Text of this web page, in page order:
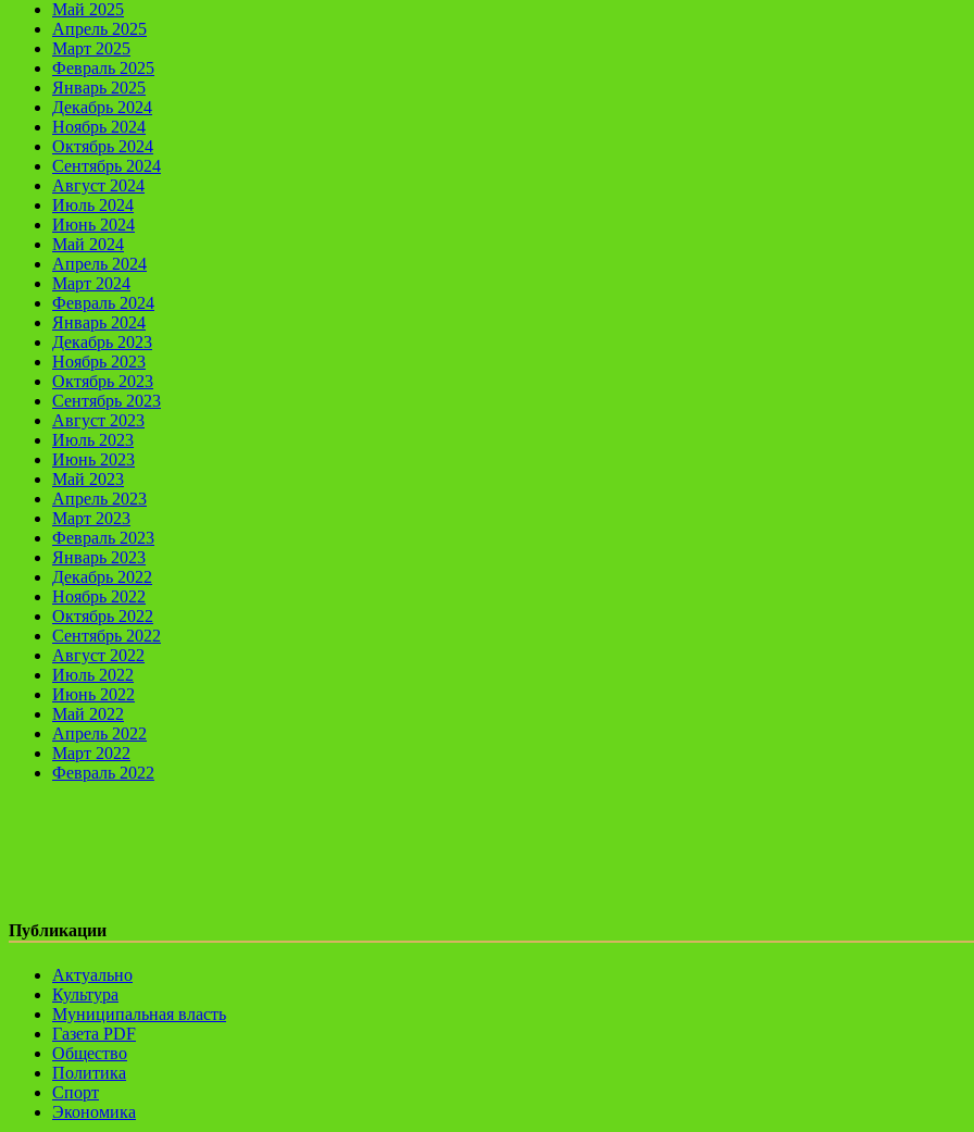
Май 2025
Апрель 2025
Март 2025
Февраль 2025
Январь 2025
Декабрь 2024
Ноябрь 2024
Октябрь 2024
Сентябрь 2024
Август 2024
Июль 2024
Июнь 2024
Май 2024
Апрель 2024
Март 2024
Февраль 2024
Январь 2024
Декабрь 2023
Ноябрь 2023
Октябрь 2023
Сентябрь 2023
Август 2023
Июль 2023
Июнь 2023
Май 2023
Апрель 2023
Март 2023
Февраль 2023
Январь 2023
Декабрь 2022
Ноябрь 2022
Октябрь 2022
Сентябрь 2022
Август 2022
Июль 2022
Июнь 2022
Май 2022
Апрель 2022
Март 2022
Февраль 2022
Публикации
Актуально
Культура
Муниципальная власть
Газета PDF
Общество
Политика
Спорт
Экономика